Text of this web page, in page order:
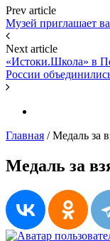
Prev article
Музей приглашает
Next article
«Истоки.Школа» в
России
Главная /Медаль за
Медаль за